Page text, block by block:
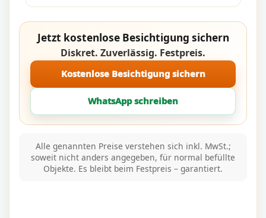
Jetzt kostenlose Besichtigung sichern
Diskret. Zuverlässig. Festpreis.
Kostenlose Besichtigung sichern
WhatsApp schreiben
Alle genannten Preise verstehen sich inkl. MwSt.;
soweit nicht anders angegeben, für normal befüllte
Objekte. Es bleibt beim Festpreis – garantiert.